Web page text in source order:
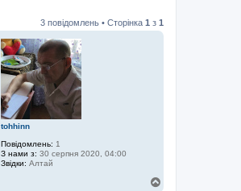
3 повідомлень • Сторінка 1 з 1
tohhinn
Повідомлень: 1
З нами з: 30 серпня 2020, 04:00
Звідки: Алтай